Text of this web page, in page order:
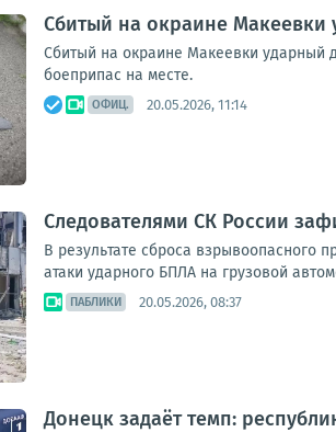
Сбитый на окраине
Сбитый на окраине Макеевки ударный
боеприпас на месте.
ОФИЦ. 20.05.2026, 11:14
Следователями СК России
В результате сброса взрывоопасного
атаки ударного БПЛА на грузовой
ПАБЛИКИ 20.05.2026, 08:37
Донецк задаёт темп: